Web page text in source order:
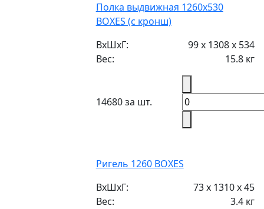
Полка выдвижная 1260х530
BOXES (с кронш)
ВxШxГ:
99 x 1308 x 534
Вес:
15.8 кг
14680 за шт.
Ригель 1260 BOXES
ВxШxГ:
73 x 1310 x 45
Вес:
3.4 кг